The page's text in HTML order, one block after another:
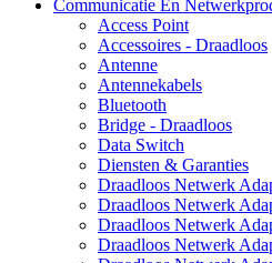
Communicatie En
Access Point
Accessoires - Draadloos
Antenne
Antennekabels
Bluetooth
Bridge - Draadloos
Data Switch
Diensten & Garanties
Draadloos Netwerk
Draadloos Netwerk
Draadloos Netwerk
Draadloos Netwerk